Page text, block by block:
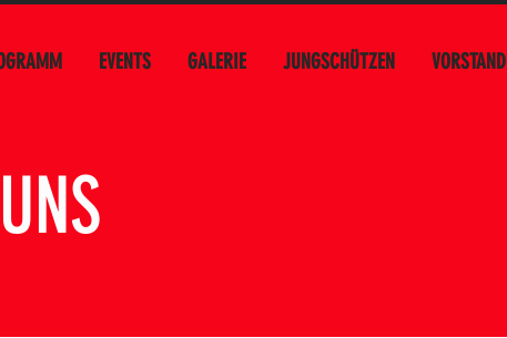
EVENTS GALERIE JUNGSCHÜTZEN VORSTAND